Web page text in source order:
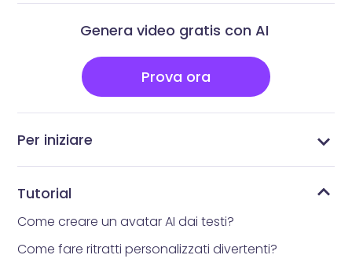
Genera video gratis con AI
Prova ora
Per iniziare
Tutorial
Come creare un avatar AI dai testi?
Come fare ritratti personalizzati divertenti?